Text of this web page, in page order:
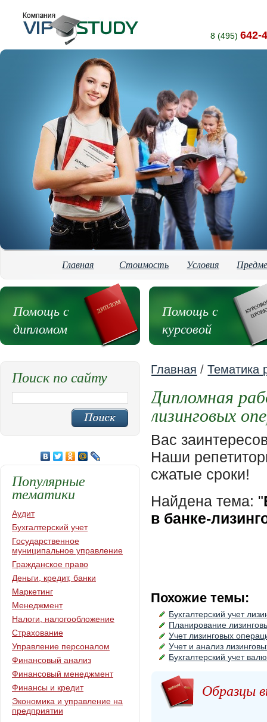
8 (495) 642-
Главная Стоимость Условия
Помощь с
дипломом
Помощь с
курсовой
Главная /Тематика
Дипломная
лизинговых
Вас
Наши
сжатые сроки!
Найдена тема: "
в банке-
Похожие темы:
Бухгалтерский учет
Планирование
Учет лизинговых
Учет и анализ
Бухгалтерский учет
Образцы
Поиск по сайту
Популярные
тематики
Аудит
Бухгалтерский учет
Государственное
муниципальное управление
Гражданское право
Деньги, кредит, банки
Маркетинг
Менеджмент
Налоги, налогообложение
Страхование
Управление персоналом
Финансовый анализ
Финансовый менеджмент
Финансы и кредит
Экономика и управление на
предприятии